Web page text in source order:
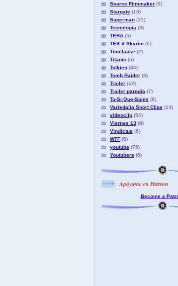
Source Filmmaker (5)
Stargate (18)
Superman (15)
Tecnologia (3)
TERA (5)
TES V Skyrim (6)
Timelapse (2)
Titanic (5)
Tolkien (34)
Tomb Raider (8)
Trailer (42)
Trailer parodia (7)
Tu-Si-Que-Sales (8)
Variedalia Short Clips (14)
videoclip (54)
Viernes 13 (9)
Vindictus (6)
WTF (5)
youtube (75)
Youtubers (6)
Apóyame en Patreon
Become a